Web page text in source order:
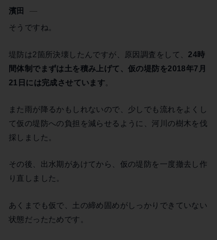
濱田
そうですね。
堤防は2箇所決壊したんですが、原因調査をして、 24時
間体制でまずは土を積み上げて、仮の堤防を2018年7月
21日には完成させています。
また雨が降るかもしれないので、少しでも流れをよくし
て仮の堤防への負担を減らせるように、河川の樹木を伐
採しました。
その後、出水期があけてから、仮の堤防を一度撤去し作
り直しました。
あくまでも仮で、土の締め固めがしっかりできていない
状態だったためです。